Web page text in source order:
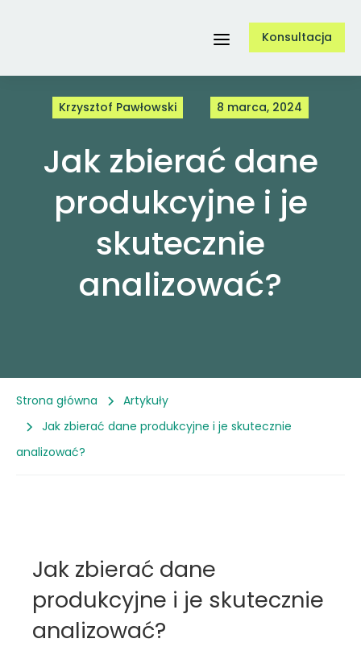
Toggle
Navigation
Usługi
O nas
Referencje
Case Study
Konsultacja
Krzysztof Pawłowski 8 marca, 2024
Jak zbierać dane
produkcyjne i je
skutecznie
analizować?
Strona główna
Artykuły
Jak zbierać dane produkcyjne i je skutecznie
analizować?
Jak zbierać dane
produkcyjne i je skutecznie
analizować?